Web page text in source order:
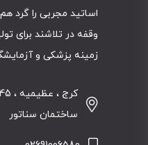
اساتید مجربی را گرد
وقفه در تلاشند برای
زمینه پزشکی و
ساختمان سناتور